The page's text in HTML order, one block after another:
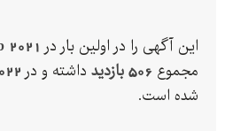
این آگهی را در اولین بار در 2021
مجموع 506 بازدید داشته و در
شده است.